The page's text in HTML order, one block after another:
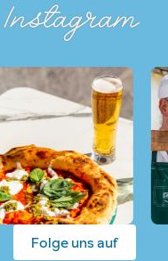
Instagram
Folge uns auf